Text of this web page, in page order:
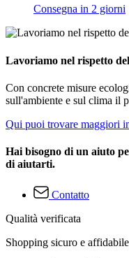
Consegna in 2 giorni
Lavoriamo nel rispetto
Con concrete misure
sull'ambiente e sul clima il
Qui puoi trovare maggiori
Hai bisogno di un aiuto
di aiutarti.
Contatto
Qualità verificata
Shopping sicuro e affidabile